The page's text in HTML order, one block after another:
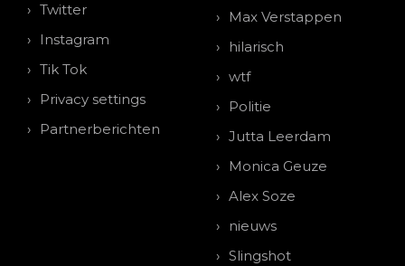
Twitter
Instagram
Tik Tok
Privacy settings
Partnerberichten
Max Verstappen
hilarisch
wtf
Politie
Jutta Leerdam
Monica Geuze
Alex Soze
nieuws
Slingshot